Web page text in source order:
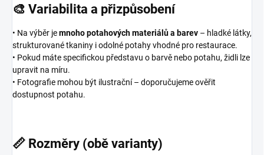
🎨 Variabilita a přizpůsobení
• Na výběr jemnoho potahových materiálů a barev – hladké látky,
strukturované tkaniny i odolné potahy vhodné pro restaurace.
• Pokud máte specifickou představu o barvě nebo potahu, židli lze
upravit na míru.
• Fotografie mohou být ilustrační – doporučujeme ověřit
dostupnost potahu.
📏 Rozměry (obě varianty)